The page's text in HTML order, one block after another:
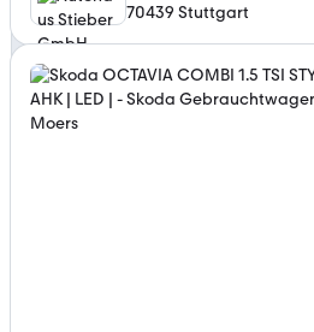
70439 Stuttgart